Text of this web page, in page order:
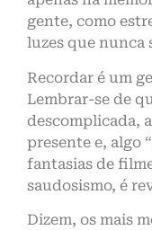
gente, como
luzes que nunca
Recordar é um
Lembrar-se de
descomplicada,
presente e, algo
fantasias de
saudosismo, é
Dizem, os mais